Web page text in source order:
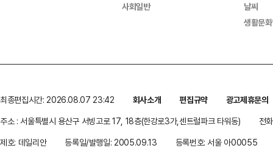
사회일반
날씨
생활문
최종편집시간: 2026.08.07 23:42 회사소개 편집규약
광고제휴문의
주소 : 서울특별시 용산구 서빙고로 17, 18층(한강로3가,센트럴파크 타워동)
전
제호: 데일리안
등록일/발행일: 2005.09.13 등록번호: 서울 아00055